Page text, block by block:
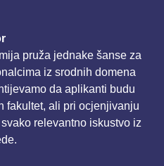
pruža jednake šanse za
iz srodnih domena
da aplikanti budu
fakultet, ali pri ocjenjivanju
relevantno iskustvo iz